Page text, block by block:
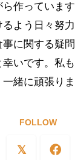
作っていま
よう日々努
事に関する疑
幸いです。私
緒に頑張りま
FOLLOW